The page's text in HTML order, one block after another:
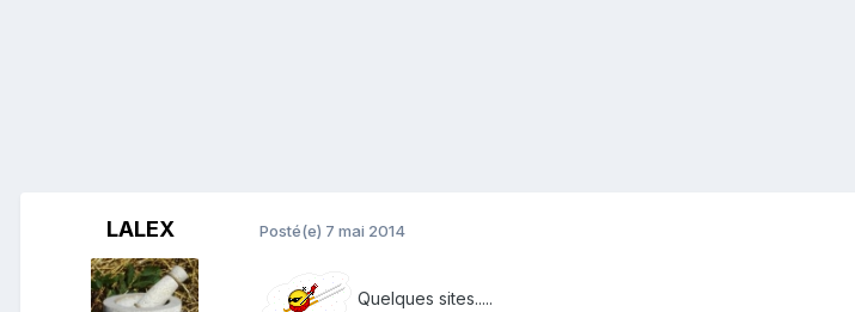
LALEX Posté(e) 7 mai 2014
Quelques sites.....